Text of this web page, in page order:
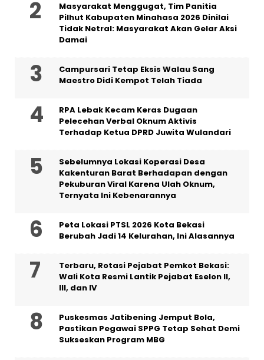
Masyarakat Menggugat, Tim Panitia
Pilhut Kabupaten Minahasa 2026 Dinilai
Tidak Netral: Masyarakat Akan Gelar Aksi
Damai
Campursari Tetap Eksis Walau Sang
Maestro Didi Kempot Telah Tiada
RPA Lebak Kecam Keras Dugaan
Pelecehan Verbal Oknum Aktivis
Terhadap Ketua DPRD Juwita Wulandari
Sebelumnya Lokasi Koperasi Desa
Kakenturan Barat Berhadapan dengan
Pekuburan Viral Karena Ulah Oknum,
Ternyata Ini Kebenarannya
Peta Lokasi PTSL 2026 Kota Bekasi
Berubah Jadi 14 Kelurahan, Ini Alasannya
‎Terbaru, Rotasi Pejabat Pemkot Bekasi:
Wali Kota Resmi Lantik Pejabat Eselon II,
III, dan IV ‎
Puskesmas Jatibening Jemput Bola,
Pastikan Pegawai SPPG Tetap Sehat Demi
Sukseskan Program MBG